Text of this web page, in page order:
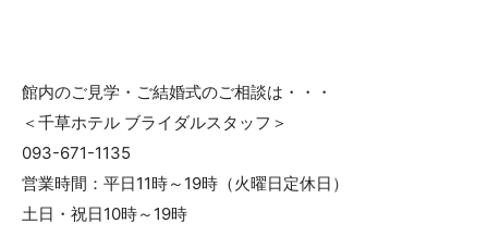
館内のご見学・ご結婚式のご相談は・・・
＜千草ホテル ブライダルスタッフ＞
093-671-1135
営業時間：平日11時～19時（火曜日定休日）
土日・祝日10時～19時